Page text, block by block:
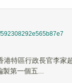
港特區行政長官李
第一個五...